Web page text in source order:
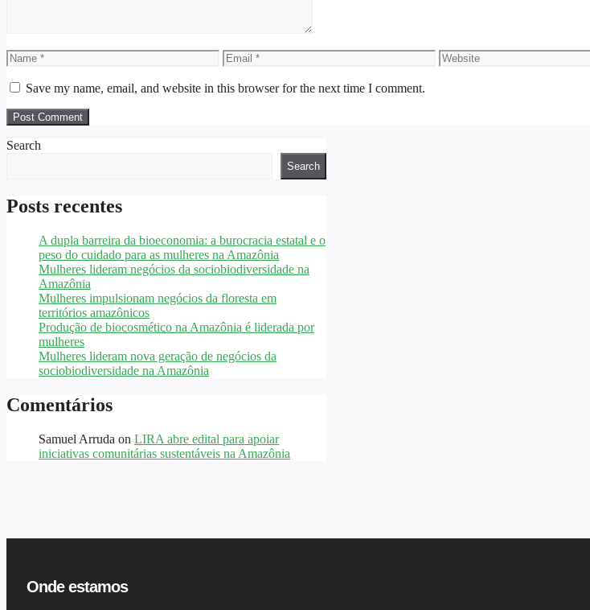
Name Email Website
Save my name, email, and website in this browser for the next time I comment.
Search
Search
Posts recentes
A dupla barreira da bioeconomia: a burocracia estatal e o
peso do cuidado para as mulheres na Amazônia
Mulheres lideram negócios da sociobiodiversidade na
Amazônia
Mulheres impulsionam negócios da floresta em
territórios amazônicos
Produção de biocosmético na Amazônia é liderada por
mulheres
Mulheres lideram nova geração de negócios da
sociobiodiversidade na Amazônia
Comentários
Samuel Arruda on LIRA abre edital para apoiar
iniciativas comunitárias sustentáveis na Amazônia
Onde estamos